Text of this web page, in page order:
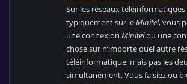
Sur les réseaux
typiquement sur leMinitel, vous
une connexionMinitelou une
chose sur n’importe quel autre
téléinformatique, mais pas les
simultanément. Vous faisiez ou